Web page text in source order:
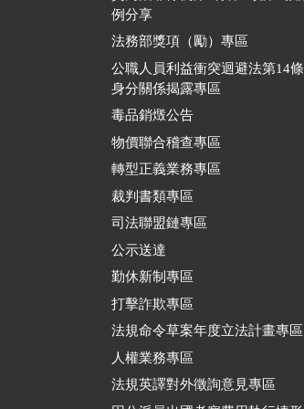
例分享
法務部獎項（勵）專區
公職人員利益衝突迴避法第14條
身分關係揭露專區
毒品銷燬公告
物價聯合稽查專區
轉型正義業務專區
裁判書類專區
司法聯盟鏈專區
公示送達
勤休新制專區
打擊詐欺專區
法規命令草案年度立法計畫專區
人權業務專區
法規英譯對外徵詢意見專區